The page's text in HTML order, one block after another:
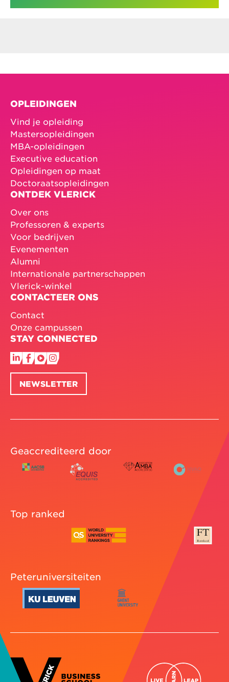
OPLEIDINGEN
Vind je opleiding
Mastersopleidingen
MBA-opleidingen
Executive education
Opleidingen op maat
Doctoraatsopleidingen
ONTDEK VLERICK
Over ons
Professoren & experts
Voor bedrijven
Evenementen
Alumni
Internationale partnerschappen
Vlerick-winkel
CONTACTEER ONS
Contact
Onze campussen
STAY CONNECTED
NEWSLETTER
Geaccrediteerd door
Top ranked
Peteruniversiteiten